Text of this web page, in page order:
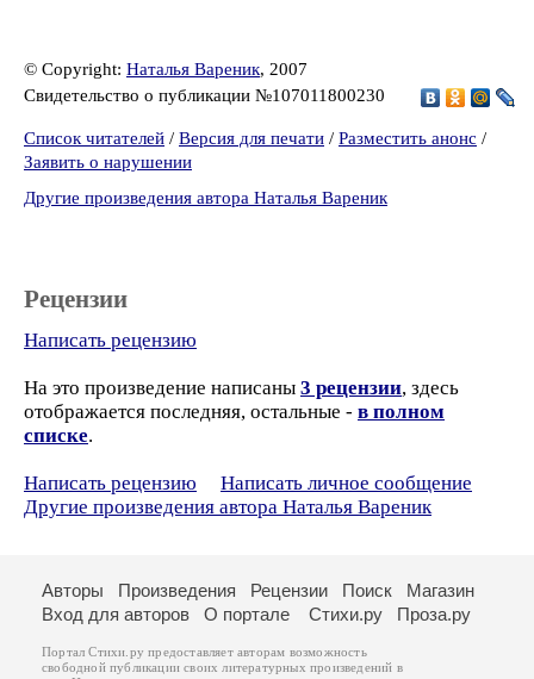
© Copyright: Наталья Вареник, 2007
Свидетельство о публикации №107011800230
Список читателей / Версия для печати / Разместить анонс /
Заявить о нарушении
Другие произведения автора Наталья Вареник
Рецензии
Написать рецензию
На это произведение написаны 3 рецензии, здесь
отображается последняя, остальные - в полном
списке.
Написать рецензию
Написать личное сообщение
Другие произведения автора Наталья Вареник
Авторы Произведения Рецензии Поиск
Магазин
Вход для авторов
О портале Стихи.ру Проза.ру
Портал Стихи.ру предоставляет авторам возможность
свободной публикации своих литературных произведений в